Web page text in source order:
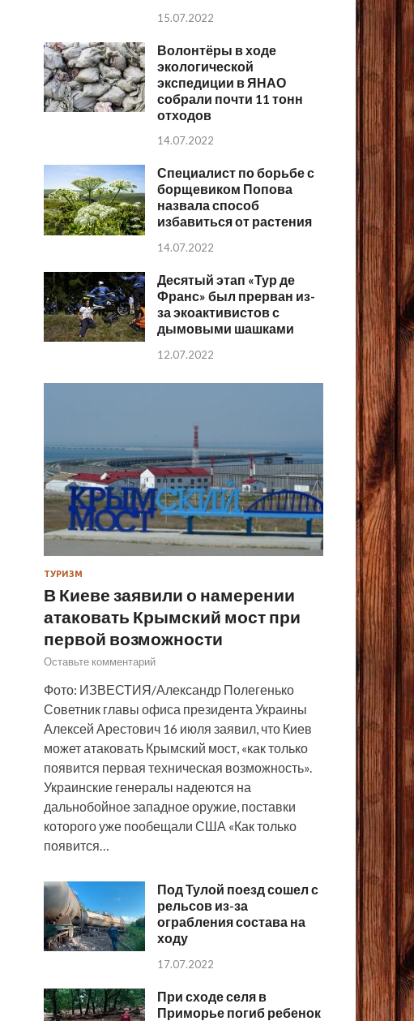
15.07.2022
Волонтёры в ходе
экологической
экспедиции в ЯНАО
собрали почти 11 тонн
отходов
14.07.2022
Специалист по борьбе с
борщевиком Попова
назвала способ
избавиться от растения
14.07.2022
Десятый этап «Тур де
Франс» был прерван из-
за экоактивистов с
дымовыми шашками
12.07.2022
ТУРИЗМ
В Киеве заявили о намерении
атаковать Крымский мост при
первой возможности
Оставьте комментарий
Фото: ИЗВЕСТИЯ/Александр Полегенько
Советник главы офиса президента Украины
Алексей Арестович 16 июля заявил, что Киев
может атаковать Крымский мост, «как только
появится первая техническая возможность».
Украинские генералы надеются на
дальнобойное западное оружие, поставки
которого уже пообещали США «Как только
появится…
Под Тулой поезд сошел с
рельсов из-за
ограбления состава на
ходу
17.07.2022
При сходе селя в
Приморье погиб ребенок